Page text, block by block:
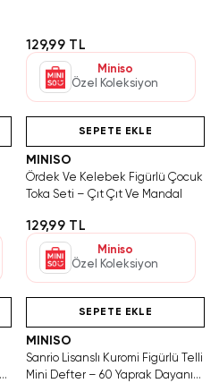
129,99 TL
Miniso
Özel Koleksiyon
SEPETE EKLE
MINISO
Ördek Ve Kelebek Figürlü Çocuk
Toka Seti – Çıt Çıt Ve Mandal
129,99 TL
Miniso
Özel Koleksiyon
Tükenmeden Satın Al
SEPETE EKLE
MINISO
Sanrio Lisanslı Kuromi Figürlü Telli
Mini Defter – 60 Yaprak Dayanıklı